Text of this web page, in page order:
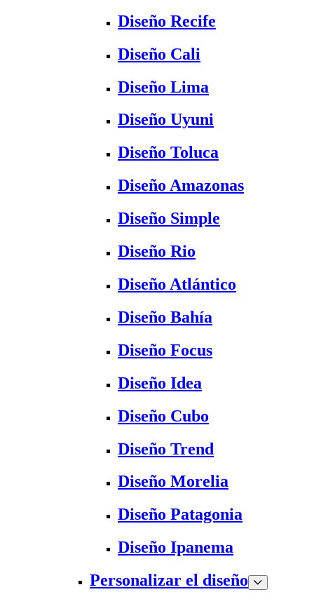
Diseño Recife
Diseño Cali
Diseño Lima
Diseño Uyuni
Diseño Toluca
Diseño Amazonas
Diseño Simple
Diseño Rio
Diseño Atlántico
Diseño Bahía
Diseño Focus
Diseño Idea
Diseño Cubo
Diseño Trend
Diseño Morelia
Diseño Patagonia
Diseño Ipanema
Personalizar el diseño